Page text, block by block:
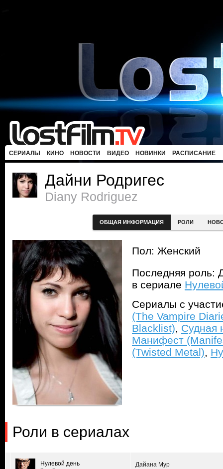
СЕРИАЛЫ КИНО НОВОСТИ ВИДЕО НОВИНКИ РАСПИСАНИЕ
Дайни Родригес
Diany Rodriguez
ОБЩАЯ ИНФОРМАЦИЯ РОЛИ
Пол: Женский
Последняя роль:
в сериале
Сериалы с
(The Vampire
Blacklist), Судная
Манифест
(Twisted Metal),
Роли в сериалах
Нулевой день Дайана Мур